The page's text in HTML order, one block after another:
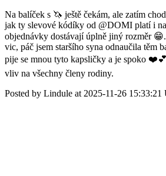
Na balíček s 🦄 ještě čekám, ale zatím
jak ty slevové kódíky od @DOMI platí i
objednávky dostávají úplně jiný rozměr
vic, páč jsem staršího syna odnaučila těm
pije se mnou tyto kapsličky a je spoko
vliv na všechny členy rodiny.
Posted by Lindule at 2025-11-26 15:33:21